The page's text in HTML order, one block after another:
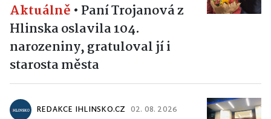
Aktuálně • Paní Trojanová z
Hlinska oslavila 104.
narozeniny, gratuloval jí i
starosta města
REDAKCE IHLINSKO.CZ 02. 08. 2026